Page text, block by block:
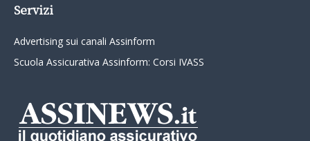
Servizi
Advertising sui canali Assinform
Scuola Assicurativa Assinform: Corsi IVASS